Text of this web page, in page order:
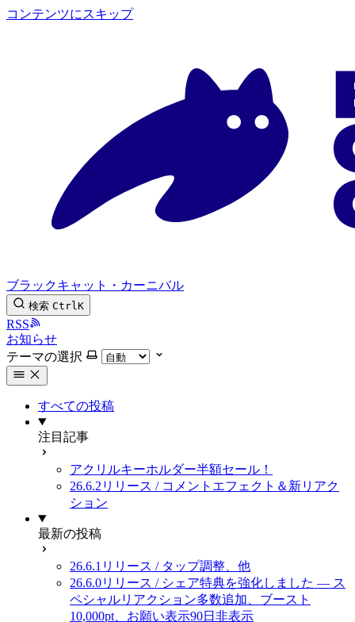
コンテンツにスキップ
ブラックキャット・カーニバル
検索 CtrlK
RSS
お知らせ
テーマの選択
すべての投稿
注目記事
アクリルキーホルダー半額セール！
26.6.2リリース / コメントエフェクト＆新リアク
ション
最新の投稿
26.6.1リリース / タップ調整、他
26.6.0リリース / シェア特典を強化しました — ス
ペシャルリアクション多数追加、ブースト
10,000pt、お願い表示90日非表示